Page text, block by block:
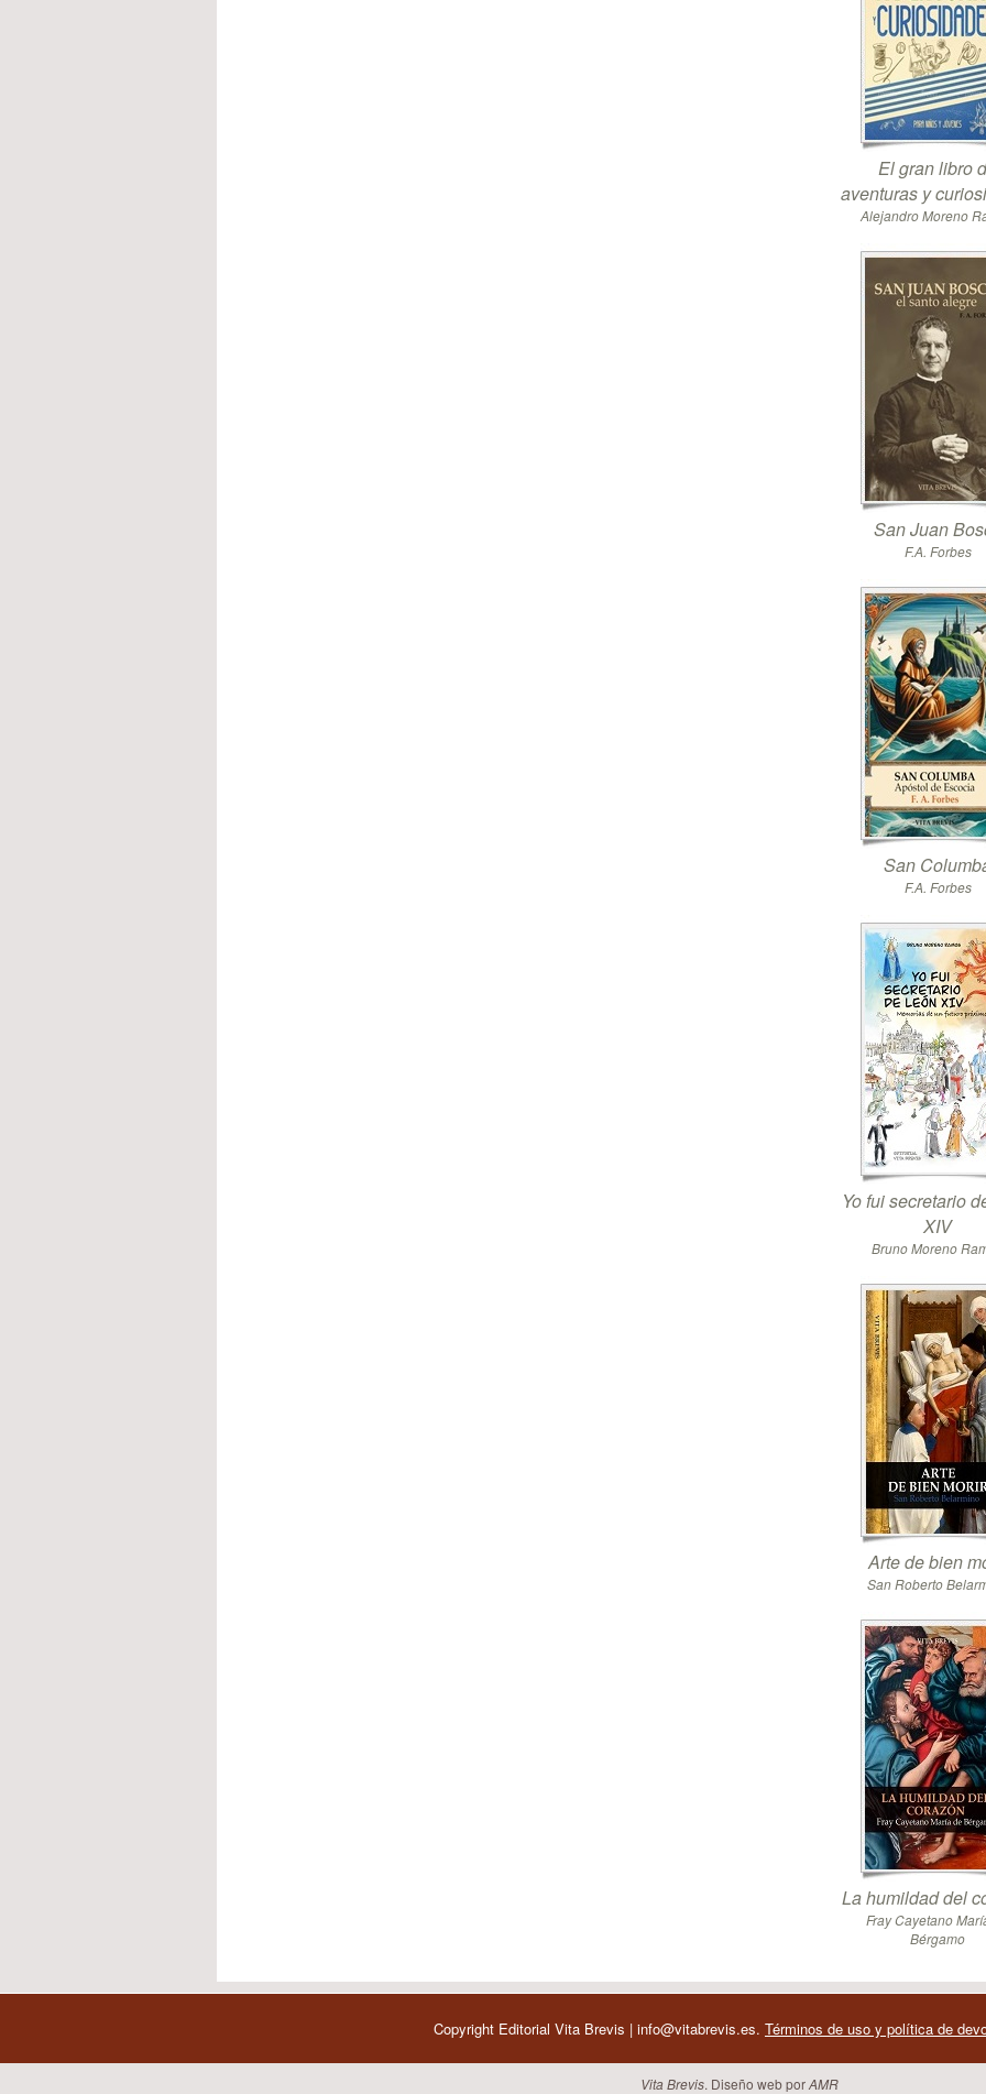
El gran libro
aventuras y
Alejandro Moreno
San Juan
F.A. Forbes
San
F.A. Forbes
Yo fui secretario
XIV
Bruno Moreno
Arte de bien
San Roberto
La humildad del
Fray Cayetano
Bérgamo
Copyright Editorial Vita Brevis | info@vitabrevis.es. Términos de uso y política de
Vita Brevis. Diseño web porAMR